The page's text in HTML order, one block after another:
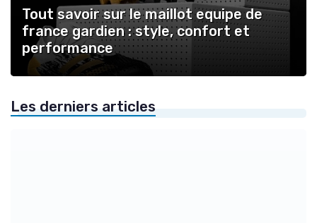
Tout savoir sur le maillot equipe de
france gardien : style, confort et
performance
Les derniers articles